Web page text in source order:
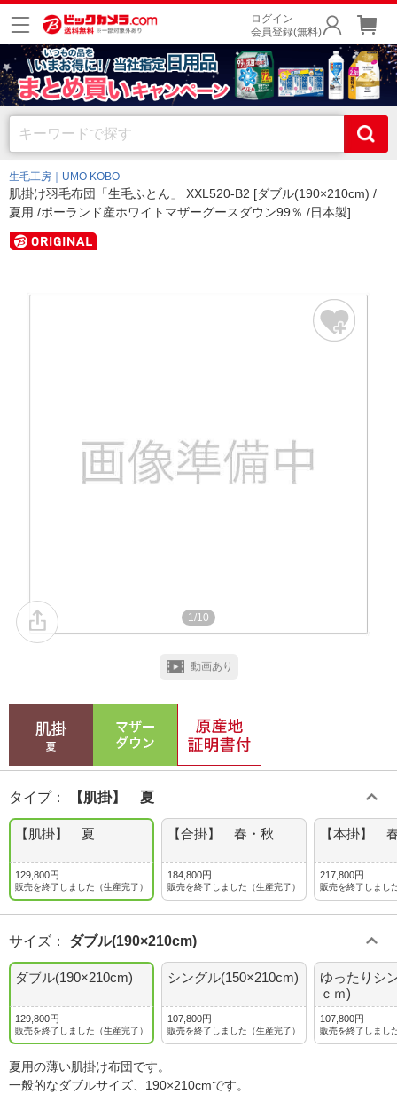
ログイン
会員登録(無料)
生毛工房｜UMO KOBO
肌掛け羽毛布団「生毛ふとん」 XXL520-B2 [ダブル(190×210cm) /
夏用 /ポーランド産ホワイトマザーグースダウン99％ /日本製]
1/10
動画あり
タイプ： 【肌掛】 夏
【肌掛】 夏
129,800円
販売を終了しました（生産完了）
【合掛】 春・秋
184,800円
販売を終了しました（生産完了）
【本掛】
217,800円
販売を終了しまし
サイズ ： ダブル(190×210cm)
ダブル(190×210cm)
129,800円
販売を終了しました（生産完了）
シングル(150×210cm)
107,800円
販売を終了しました（生産完了）
ゆったりシ
ｃｍ)
107,800円
販売を終了しまし
夏用の薄い肌掛け布団です。
一般的なダブルサイズ、190×210cmです。